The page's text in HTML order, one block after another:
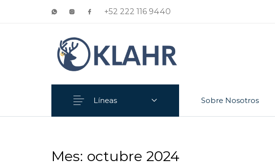
+52 222 116 9440
Sobre Nosotros
Líneas
Mes: octubre 2024